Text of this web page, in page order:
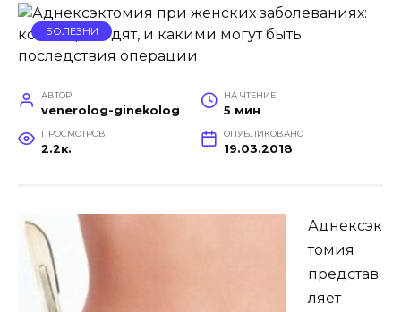
БОЛЕЗНИ
АВТОР
venerolog-ginekolog
НА ЧТЕНИЕ
5 мин
ПРОСМОТРОВ
2.2к.
ОПУБЛИКОВАНО
19.03.2018
Аднексэк
томия
представ
ляет